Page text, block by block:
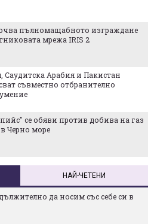
пълномащабното изграждане
мрежа IRIS 2
Саудитска Арабия и Пакистан
съвместно отбранително
се обяви против добива на газ
Черно море
НАЙ-ЧЕТЕНИ
да носим със себе си в